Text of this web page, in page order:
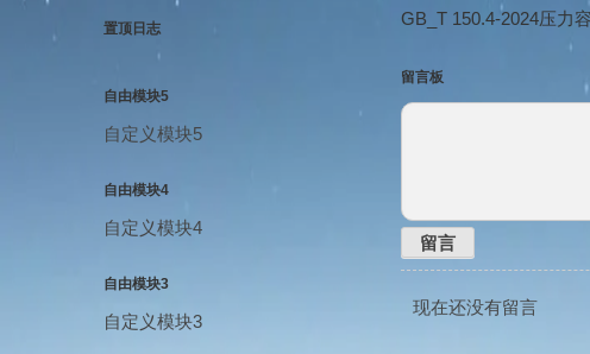
置顶日志
自由模块5
自定义模块5
自由模块4
自定义模块4
自由模块3
自定义模块3
GB_T 150.4-2024压力
留言板
留言
现在还没有留言